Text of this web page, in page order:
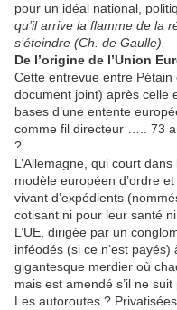
pour un idéal national,
qu’il arrive la flamme de la
s’éteindre (Ch. de Gaulle).
De l’origine de l’Union
Cette entrevue entre
document joint) après celle
bases d’une entente
comme fil directeur ….. 73
?
L’Allemagne, qui court
modèle européen d’ordre
vivant d’expédients
cotisant ni pour leur santé
L’UE, dirigée par un
inféodés (si ce n’est
gigantesque merdier où
mais est amendé s’il ne suit
Les autoroutes ?